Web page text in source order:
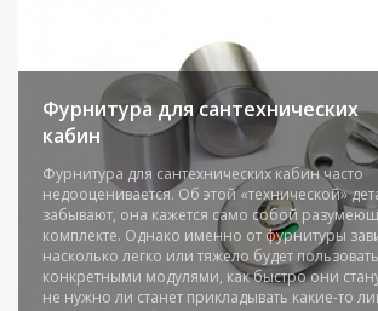
Фурнитура для сантехнических
кабин
Фурнитура для сантехнических кабин часто
недооценивается. Об этой «технической»
забывают, она кажется само собой
комплекте. Однако именно от фурнитуры
насколько легко или тяжело будет
конкретными модулями, как быстро они
не нужно ли станет прикладывать какие-то